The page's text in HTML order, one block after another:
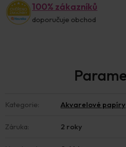
100% zákazníků
doporučuje obchod
Kategorie: Akvarelové papíry
Záruka: 2 roky